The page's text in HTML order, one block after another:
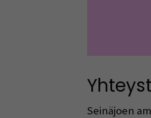
Seinäjoen